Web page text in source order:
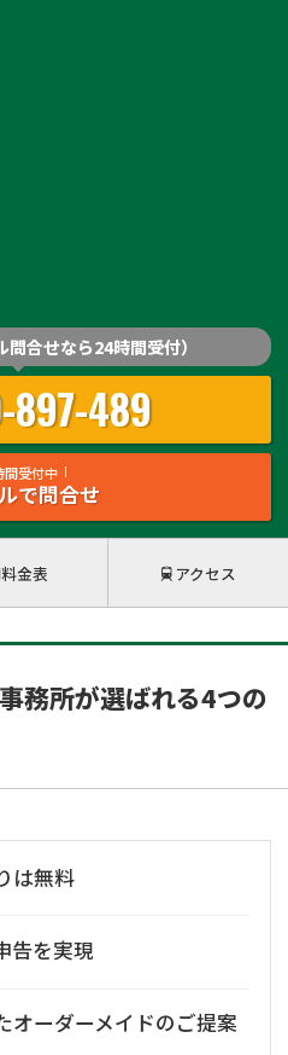
問合せなら24時間受付）
897-489
間受付中
で問合せ
料金表 アクセス
務所が選ばれる4つの
は無料
告を実現
オーダーメイドのご提案